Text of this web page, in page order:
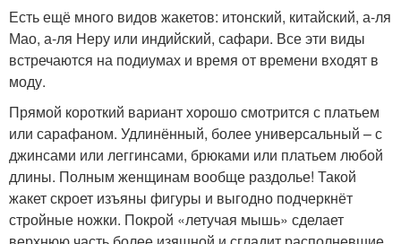
Есть ещё много видов жакетов: итонский, китайский, а-ля
Мао, а-ля Неру или индийский, сафари. Все эти виды
встречаются на подиумах и время от времени входят в
моду.
Прямой короткий вариант хорошо смотрится с платьем
или сарафаном. Удлинённый, более универсальный – с
джинсами или леггинсами, брюками или платьем любой
длины. Полным женщинам вообще раздолье! Такой
жакет скроет изъяны фигуры и выгодно подчеркнёт
стройные ножки. Покрой «летучая мышь» сделает